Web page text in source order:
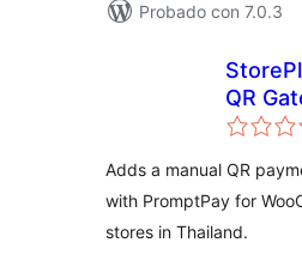
Probado con 7.0.3
QR
Adds a manual QR
with PromptPay for
stores in Thailand.